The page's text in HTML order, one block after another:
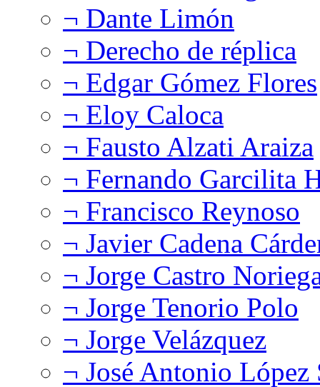
¬ Dante Limón
¬ Derecho de réplica
¬ Edgar Gómez Flores
¬ Eloy Caloca
¬ Fausto Alzati Araiza
¬ Fernando Garcilita
¬ Francisco Reynoso
¬ Javier Cadena
¬ Jorge Castro
¬ Jorge Tenorio Polo
¬ Jorge Velázquez
¬ José Antonio López